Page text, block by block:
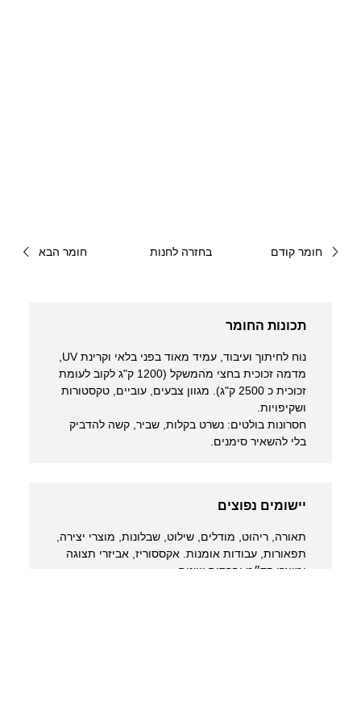
חומר קודם בחזרה לחנות חומר הבא
תכונות החומר
נוח לחיתוך ועיבוד, עמיד מאוד בפני בלאי וקרינת UV,
מדמה זכוכית בחצי מהמשקל (1200 ק"ג לקוב לעומת
זכוכית כ 2500 ק"ג). מגוון צבעים, עוביים, טקסטורות
ושקיפויות.
חסרונות בולטים: נשרט בקלות, שביר, קשה להדביק
בלי להשאיר סימנים.
יישומים נפוצים
תאורה, ריהוט, מודלים, שילוט, שבלונות, מוצרי יצירה,
תפאורות, עבודות אומנות. אקססוריז, אביזרי תצוגה
ומוצרי קד״מ ופרסום שונים.